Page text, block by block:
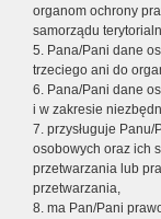
organom ochrony
samorządu
5. Pana/Pani dane
trzeciego ani do
6. Pana/Pani dane
i w zakresie
7. przysługuje
osobowych oraz ich
przetwarzania lub
przetwarzania,
8. ma Pan/Pani